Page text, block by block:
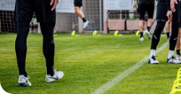
Dla mediów
Kibice